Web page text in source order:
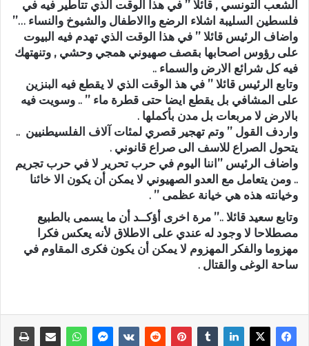
الشعب التونسي , قائلا ’’ في هذا الوقت الذي تتاطير فيه في
فلسطين السليبة اشلاء الرضع واالاطفال والشيوخ والنساء …’’
واضاف الرئيس قائلا ’’ في هذا الوقت الذي تهدم فيه البيوت
على رؤوس اصحابها بقصف صهيوني همجي وحشي , وتنهتهك
فيه كل شرائع الارض والسماء ..
وتابع الرئيس قائلا ’’ في هذ الوقت الذي لا يقطع فيه البنزين
على المشافي بل يقطع ايضا حتى قطرة ماء ’’ .. وسويت فيه
بالارض لا مربعات بل مدن بأكملها .
واردف القول ’’ وتم تهجير قصري لمئات آلاف الفلسيطنيين ..
يتحول الصراع للاسف الى صراع قانوني .
واضاف الرئيس ’’اننا اليوم في حرب تحرير لا في حرب تجريم
.. ومن يتعامل مع العدو الصهيوني لا يمكن أن يكون الا خائنا
وخيانته هذه هي خيانة عظمى ’’ .
وتابع سعيد قائلا ..’’ مرة اخرى أؤكــد أن ما يسمى بالطبيع
مصطلاحا لا وجود له عندي على الاطلاق لأنه يعكس فكرا
مهزوما والفكر المهزوم لا يمكن أن يكون فكرى المقاوم في
ساحة الوغى والقتال .